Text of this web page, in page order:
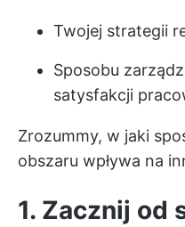
Twojej strategii
Sposobu
satysfakcji
Zrozummy, w jaki
obszaru wpływa na
1. Zacznij od